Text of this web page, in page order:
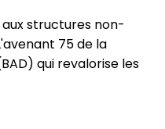
structures non-
75 de la
qui revalorise les